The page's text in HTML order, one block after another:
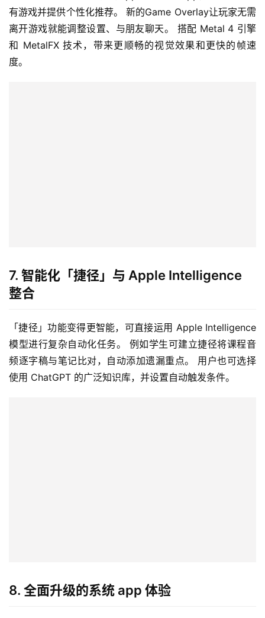
有游戏并提供个性化推荐。 新的Game Overlay让玩家无需
离开游戏就能调整设置、与朋友聊天。 搭配 Metal 4 引擎
和 MetalFX 技术，带来更顺畅的视觉效果和更快的帧速
度。
7. 智能化「捷径」与 Apple Intelligence
整合
「捷径」功能变得更智能，可直接运用 Apple Intelligence
模型进行复杂自动化任务。 例如学生可建立捷径将课程音
频逐字稿与笔记比对，自动添加遗漏重点。 用户也可选择
使用 ChatGPT 的广泛知识库，并设置自动触发条件。
8. 全面升级的系统 app 体验